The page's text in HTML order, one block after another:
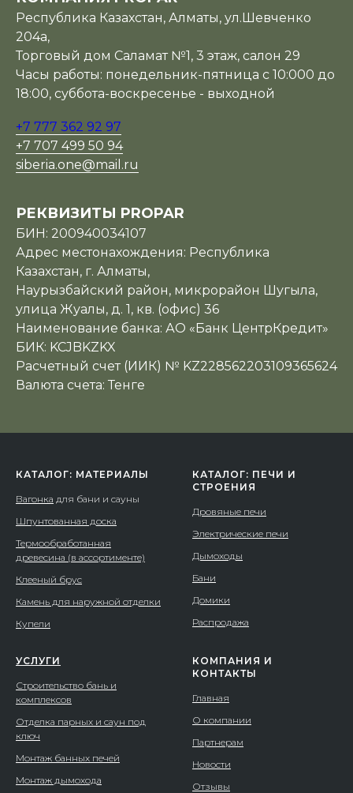
Республика Казахстан, Алматы, ул.Шевченко
204а,
Торговый дом Саламат №1, 3 этаж, салон 29
Часы работы: понедельник-пятница с 10:000 до
18:00, суббота-воскресенье - выходной
+7 777 362 92 97
+7 707 499 50 94
siberia.one@mail.ru
РЕКВИЗИТЫ PROPAR
БИН: 200940034107
Адрес местонахождения: Республика
Казахстан, г. Алматы,
Наурызбайский район, микрорайон Шугыла,
улица Жуалы, д. 1, кв. (офис) 36
Наименование банка: АО «Банк ЦентрКредит»
БИК: KCJBKZKX
Расчетный счет (ИИК) № KZ228562203109365624
Валюта счета: Тенге
КАТАЛОГ: МАТЕРИАЛЫ
Вагонка для бани и сауны
Шпунтованная доска
Термообработанная
древесина (в ассортименте)
Клееный брус
Камень для наружной отделки
Купели
КАТАЛОГ: ПЕЧИ И
СТРОЕНИЯ
Дровяные печи
Электрические печи
Дымоходы
Бани
Домики
Распродажа
УСЛУГИ
Строительство бань и
комплексов
Отделка парных и саун под
ключ
Монтаж банных печей
Монтаж дымохода
КОМПАНИЯ И
КОНТАКТЫ
Главная
О компании
Партнерам
Новости
Отзывы